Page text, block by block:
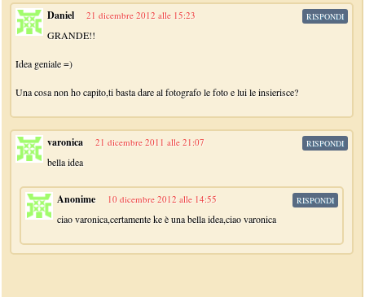
Daniel 21 dicembre 2012 alle 15:23
GRANDE!!
Idea geniale =)
Una cosa non ho capito,ti basta dare al fotografo le foto e lui le insierisce?
RISPONDI
varonica 21 dicembre 2011 alle 21:07
bella idea
RISPONDI
Anonime 10 dicembre 2012 alle 14:55
ciao varonica,certamente ke è una bella idea,ciao varonica
RISPONDI